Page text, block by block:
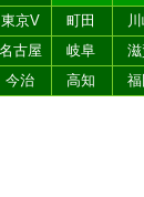
東京V 町田
名古屋 岐阜
今治 高知 福